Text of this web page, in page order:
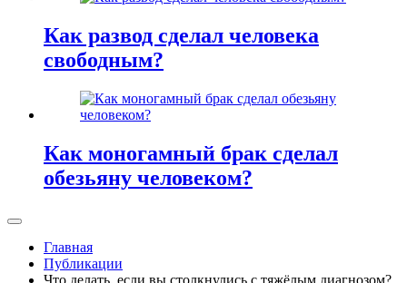
Как развод сделал человека
свободным?
Как моногамный брак сделал
обезьяну человеком?
Главная
Публикации
Что делать, если вы столкнулись с тяжёлым диагнозом?